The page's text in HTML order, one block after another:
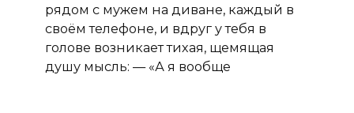
рядом с мужем на диване, каждый в
своём телефоне, и вдруг у тебя в
голове возникает тихая, щемящая
душу мысль: — «А я вообще